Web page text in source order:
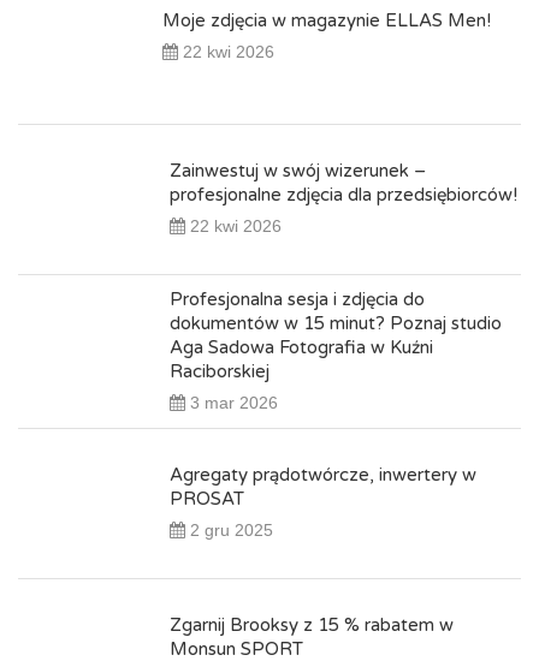
Moje zdjęcia w magazynie ELLAS Men!
22 kwi 2026
Zainwestuj w swój wizerunek –
profesjonalne zdjęcia dla przedsiębiorców!
22 kwi 2026
Profesjonalna sesja i zdjęcia do
dokumentów w 15 minut? Poznaj studio
Aga Sadowa Fotografia w Kuźni
Raciborskiej
3 mar 2026
Agregaty prądotwórcze, inwertery w
PROSAT
2 gru 2025
Zgarnij Brooksy z 15 % rabatem w
Monsun SPORT